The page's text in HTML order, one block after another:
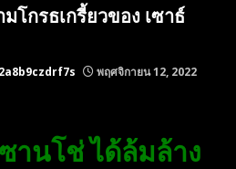
โกรธเกรี้ยวของ เซาธ์
พฤศจิกายน 12, 2022
านโช่ ได้ล้มล้าง